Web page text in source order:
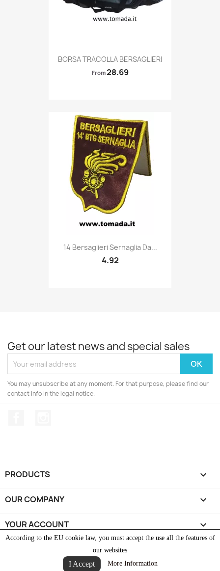
According to the EU cookie law, you must accept the use all the features of
our websites
I Accept More Information
Quick view
BORSA TRACOLLA BERSAGLIERI
From28.69
Quick view
14 Bersaglieri Sernaglia Da...
4.92
Get our latest news and special sales
You may unsubscribe at any moment. For that purpose, please find our
contact info in the legal notice.
PRODUCTS 
OUR COMPANY 
YOUR ACCOUNT 
© 2026 - Ecommerce software by PrestaShop™